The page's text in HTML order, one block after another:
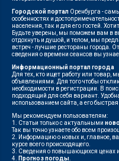
Городской портал Оренбурга -
особенностях и
населения, так и для его гостей.
Будьте уверены, мы поможем вам в
отдохнуть и душой, и телом, мы
встреч - лучшие рестораны города.
сведения о времени сеансов вы
Информационный портал города
Для тех, кто ищет работу или товар,
объявлениями. Для того чтобы
необходимости в регистрации. В
подходящий для себя вариант.
использованием сайта, а его
Мы рекомендуем пользователям:
1. Статьи только с актуальными
Так вы точно узнаете обо всем
2. Информацию о новых и, главное,
курсе всего происходящего.
3. Сведения о повышающихся ценах и
4. Прогноз погоды.